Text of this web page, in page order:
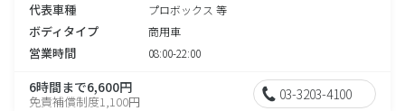
代表車種 プロボックス 等
ボディタイプ 商用車
営業時間 08:00-22:00
6時間まで6,600円
免責補償制度1,100円 03-3203-4100